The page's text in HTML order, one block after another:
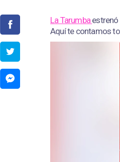
La Tarumbaestrenó
Aquí te contamos